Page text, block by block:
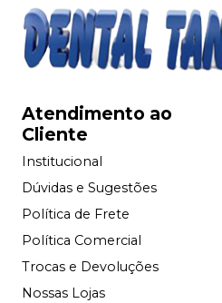
Atendimento ao
Cliente
Institucional
Dúvidas e Sugestões
Política de Frete
Política Comercial
Trocas e Devoluções
Nossas Lojas